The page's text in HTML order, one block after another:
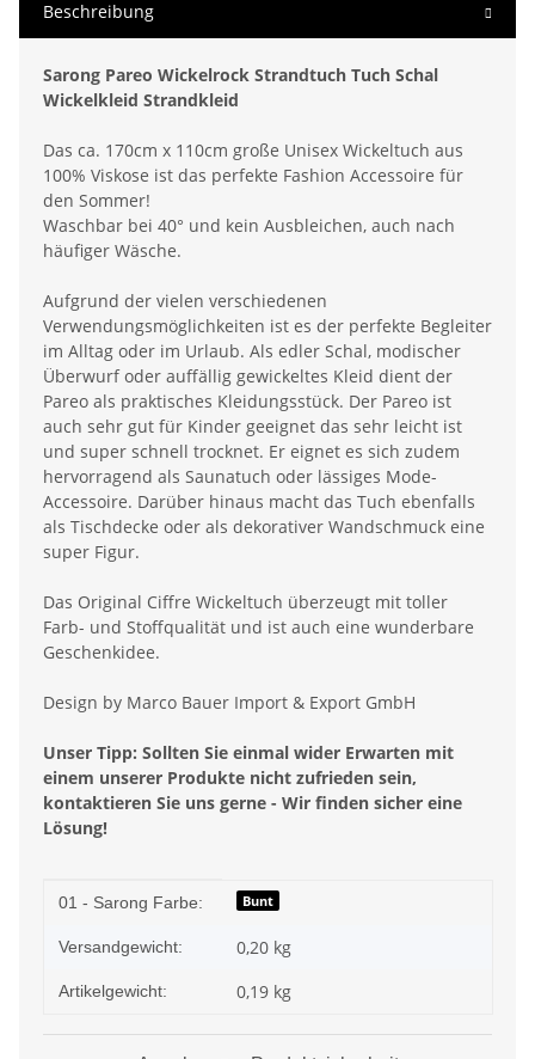
Beschreibung
Sarong Pareo Wickelrock Strandtuch Tuch Schal
Wickelkleid Strandkleid
Das ca. 170cm x 110cm große Unisex Wickeltuch aus
100% Viskose ist das perfekte Fashion Accessoire für
den Sommer!
Waschbar bei 40° und kein Ausbleichen, auch nach
häufiger Wäsche.
Aufgrund der vielen verschiedenen
Verwendungsmöglichkeiten ist es der perfekte Begleiter
im Alltag oder im Urlaub. Als edler Schal, modischer
Überwurf oder auffällig gewickeltes Kleid dient der
Pareo als praktisches Kleidungsstück. Der Pareo ist
auch sehr gut für Kinder geeignet das sehr leicht ist
und super schnell trocknet. Er eignet es sich zudem
hervorragend als Saunatuch oder lässiges Mode-
Accessoire. Darüber hinaus macht das Tuch ebenfalls
als Tischdecke oder als dekorativer Wandschmuck eine
super Figur.
Das Original Ciffre Wickeltuch überzeugt mit toller
Farb- und Stoffqualität und ist auch eine wunderbare
Geschenkidee.
Design by Marco Bauer Import & Export GmbH
Unser Tipp: Sollten Sie einmal wider Erwarten mit
einem unserer Produkte nicht zufrieden sein,
kontaktieren Sie uns gerne - Wir finden sicher eine
Lösung!
Produkteigenschaft
Wert
01 - Sarong Farbe: Bunt
Versandgewicht: 0,20 kg
Artikelgewicht: 0,19 kg